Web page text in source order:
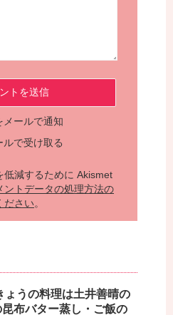
メールで通知
ルで受け取る
低減するために Akismet
ントデータの処理方法の
ださい。
ょうの料理は土井善晴の
布バター蒸し・ご飯の